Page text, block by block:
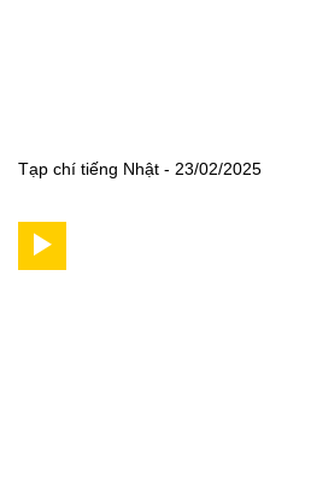
Tạp chí tiếng Nhật - 23/02/2025